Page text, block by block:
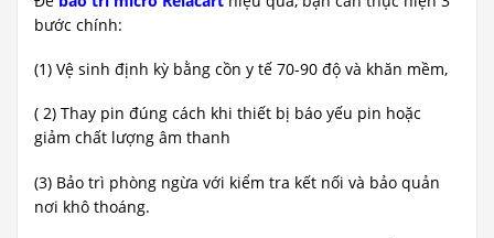
bước chính:
(1) Vệ sinh định kỳ bằng cồn y tế 70-90 độ và khăn mềm,
( 2) Thay pin đúng cách khi thiết bị báo yếu pin hoặc
giảm chất lượng âm thanh
(3) Bảo trì phòng ngừa với kiểm tra kết nối và bảo quản
nơi khô thoáng.